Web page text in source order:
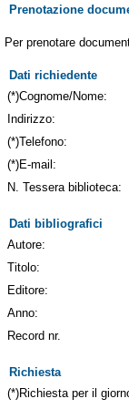
Prenotazione
Per prenotare
Dati richiedente
(*)Cognome/Nome:
Indirizzo:
(*)Telefono:
(*)E-mail:
N. Tessera biblioteca:
Dati bibliografici
Autore:
Titolo:
Editore:
Anno:
Record nr.
Richiesta
(*)Richiesta per il